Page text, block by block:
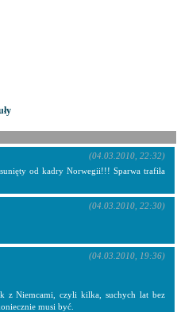
od kadry Norwegii!!! Sparwa trafiła
(04.03.2010, 22:32)
(04.03.2010, 22:30)
z Niemcami, czyli kilka, suchych lat bez
musi być.
(04.03.2010, 19:36)